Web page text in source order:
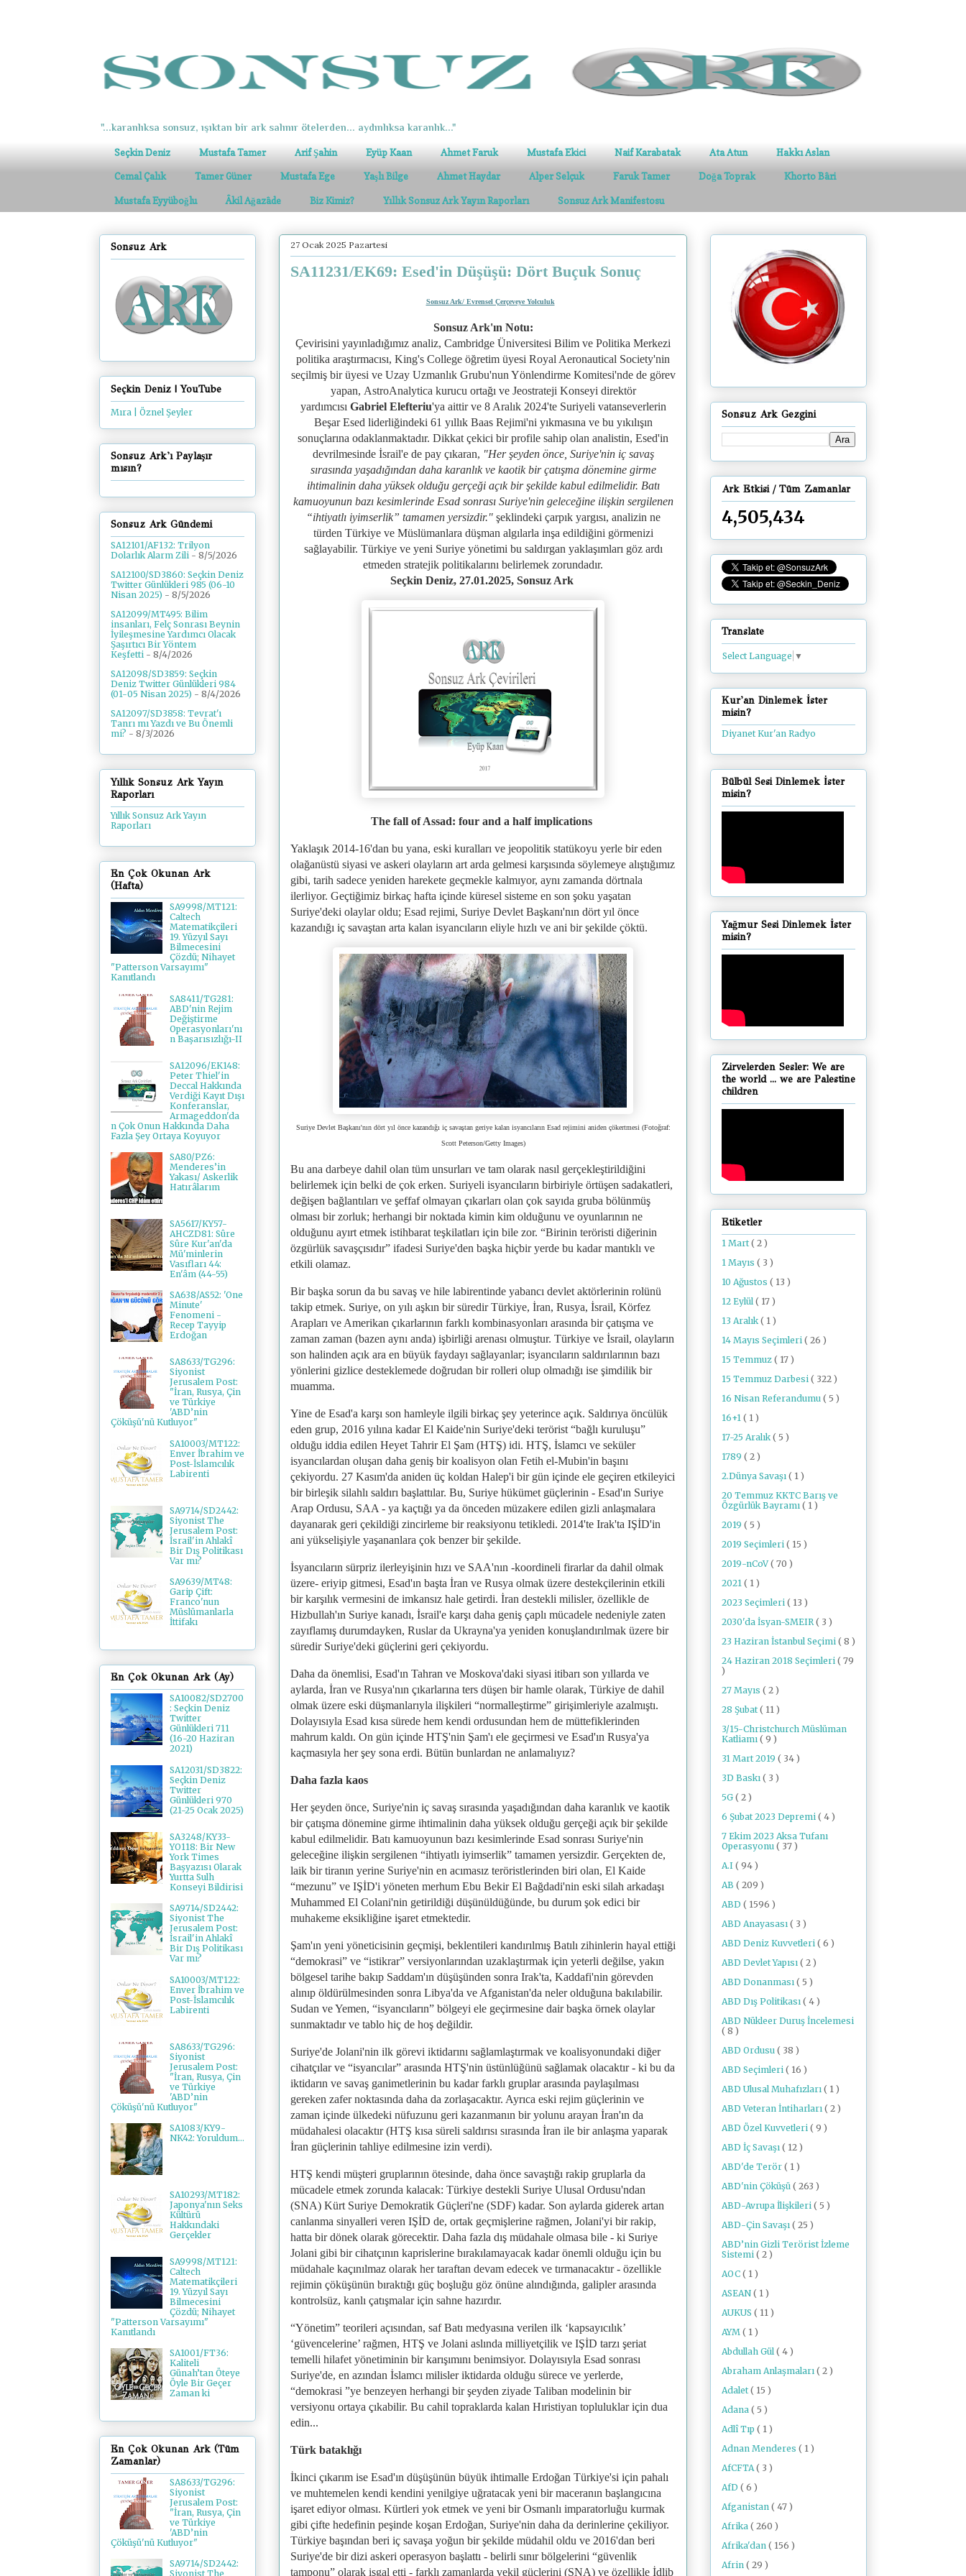
"...karanlıksa sonsuz, ışıktan bir ark salınır ötelerden... aydınlıksa karanlık..."
Seçkin Deniz Mustafa Tamer Arif Şahin Eyüp Kaan Ahmet Faruk Mustafa Ekici Naif Karabatak Ata Atun Hakkı Aslan
Cemal Çalık Tamer Güner Mustafa Ege Yaşlı Bilge Ahmet Haydar Alper Selçuk Faruk Tamer Doğa Toprak Khorto Bâri
Mustafa Eyyüboğlu Âkil Ağazâde Biz Kimiz? Yıllık Sonsuz Ark Yayın Raporları Sonsuz Ark Manifestosu
27 Ocak 2025 Pazartesi
SA11231/EK69: Esed'in Düşüşü: Dört Buçuk Sonuç
Sonsuz Ark/ Evrensel Çerçeveye Yolculuk
Sonsuz Ark'ın Notu:
Çevirisini yayınladığımız analiz, Cambridge Üniversitesi Bilim ve Politika Merkezi
politika araştırmacısı, King's College öğretim üyesi Royal Aeronautical Society'nin
seçilmiş bir üyesi ve Uzay Uzmanlık Grubu'nun Yönlendirme Komitesi'nde de görev
yapan, AstroAnalytica kurucu ortağı ve Jeostrateji Konseyi direktör
yardımcısı Gabriel Elefteriu'ya aittir ve 8 Aralık 2024'te Suriyeli vatanseverlerin
Beşar Esed liderliğindeki 61 yıllık Baas Rejimi'ni yıkmasına ve bu yıkılışın
sonuçlarına odaklanmaktadır. Dikkat çekici bir profile sahip olan analistin, Esed'in
devrilmesinde İsrail'e de pay çıkaran, "Her şeyden önce, Suriye'nin iç savaş
sırasında yaşadığından daha karanlık ve kaotik bir çatışma dönemine girme
ihtimalinin daha yüksek olduğu gerçeği açık bir şekilde kabul edilmelidir. Batı
kamuoyunun bazı kesimlerinde Esad sonrası Suriye'nin geleceğine ilişkin sergilenen
“ihtiyatlı iyimserlik” tamamen yersizdir."şeklindeki çarpık yargısı, analizin ne
türden Türkiye ve Müslümanlara düşman algılarla inşa edildiğini görmenizi
sağlayabilir. Türkiye ve yeni Suriye yönetimi bu saldırgan yaklaşımları göz ardı
etmeden stratejik politikalarını belirlemek zorundadır.
Seçkin Deniz, 27.01.2025, Sonsuz Ark
The fall of Assad: four and a half implications
Yaklaşık 2014-16'dan bu yana, eski kuralları ve jeopolitik statükoyu yerle bir eden
olağanüstü siyasi ve askeri olayların art arda gelmesi karşısında söylemeye alıştığımız
gibi, tarih sadece yeniden harekete geçmekle kalmıyor, aynı zamanda dörtnala
ilerliyor. Geçtiğimiz birkaç hafta içinde küresel sisteme en son şoku yaşatan
Suriye'deki olaylar oldu; Esad rejimi, Suriye Devlet Başkanı'nın dört yıl önce
kazandığı iç savaştan arta kalan isyancıların eliyle hızlı ve ani bir şekilde çöktü.
Suriye Devlet Başkanı'nın dört yıl önce kazandığı iç savaştan geriye kalan isyancıların Esad rejimini aniden çökertmesi (Fotoğraf:
Scott Peterson/Getty Images)
Bu ana darbeye dahil olan tüm unsurları ve tam olarak nasıl gerçekleştirildiğini
belirlemek için belki de çok erken. Suriyeli isyancıların birbiriyle örtüşen sadakatleri,
değişen bağlantıları ve şeffaf olmayan çıkarları olan çok sayıda gruba bölünmüş
olması bir zorluk; herhangi bir noktada kimin kim olduğunu ve oyunlarının ne
olduğunu ayırt etmek istihbarat teşkilatları için bile zor. “Birinin teröristi diğerinin
özgürlük savaşçısıdır” ifadesi Suriye'den başka hiçbir yerde bu kadar mantıklı ve
etkili olamaz.
Bir başka sorun da bu savaş ve hile labirentinde yabancı devlet aktörlerinin rolünü
takip etmek. Suriye, on yılı aşkın bir süredir Türkiye, İran, Rusya, İsrail, Körfez
Arapları ve Amerikan çıkarlarının farklı kombinasyonları arasında bir çatışma ve
zaman zaman (bazen aynı anda) işbirliği arenası olmuştur. Türkiye ve İsrail, olayların
son halinden açık ara en büyük faydayı sağlayanlar; isyancıların saldırılarının bazı
yönlerini gizlice desteklemede doğrudan bir rolleri olup olmadığı ise şimdilik bir
muamma.
Yine de Esad'a karşı son hamleyle ilgili birkaç şey yeterince açık. Saldırıya öncülük
eden grup, 2016 yılına kadar El Kaide'nin Suriye'deki terörist “bağlı kuruluşu”
olduğu iddia edilen Heyet Tahrir El Şam (HTŞ) idi. HTŞ, İslamcı ve seküler
isyancılardan oluşan daha geniş bir koalisyon olan Fetih el-Mubin'in başını
çekiyordu. 27 Kasım'da aniden üç koldan Halep'i bir gün içinde ele geçiren etkileyici
bir birleşik silahlı saldırı başlattılar. Bu, Suriye hükümet güçlerinin - Esad'ın Suriye
Arap Ordusu, SAA - ya kaçtığı ya da önceden müzakere edilen gizli anlaşmalara
dayanarak geri çekildiği zincirleme bir reaksiyonu tetikledi. 2014'te Irak'ta IŞİD'in
ani yükselişiyle yaşananlara çok benzer bir şekilde.
İsyancıların sürpriz ilerleyişinin hızı ve SAA'nın -koordineli firarlar da dahil olmak
üzere- eriyip gitmesi, Esad'ın başta İran ve Rusya olmak üzere destekçilerinin etkili
bir karşılık vermesini de imkansız hale getirdi. İran destekli milisler, özellikle de
Hizbullah'ın Suriye kanadı, İsrail'e karşı daha geniş çaplı mücadele nedeniyle zaten
zayıflamış durumdayken, Ruslar da Ukrayna'ya yeniden konuşlandırılmak üzere bir
süredir Suriye'deki güçlerini geri çekiyordu.
Daha da önemlisi, Esad'ın Tahran ve Moskova'daki siyasi itibarı son yıllarda ve
aylarda, İran ve Rusya'nın çıkarlarına ters düşen bir hamle olarak, Türkiye de dahil
olmak üzere eski düşmanlarıyla ilişkileri “normalleştirme” girişimleriyle azalmıştı.
Dolayısıyla Esad kısa sürede hem kendi ordusundan hem de müttefiklerinden
mahrum kaldı. On gün içinde HTŞ'nin Şam'ı ele geçirmesi ve Esad'ın Rusya'ya
kaçmasıyla her şey sona erdi. Bütün bunlardan ne anlamalıyız?
Daha fazla kaos
Her şeyden önce, Suriye'nin iç savaş sırasında yaşadığından daha karanlık ve kaotik
bir çatışma dönemine girme ihtimalinin daha yüksek olduğu gerçeği açık bir şekilde
kabul edilmelidir. Batı kamuoyunun bazı kesimlerinde Esad sonrası Suriye'nin
geleceğine ilişkin sergilenen “ihtiyatlı iyimserlik” tamamen yersizdir. Gerçekten de,
laik bir tiranın yerine Suriye'nin en acımasız teröristlerinden biri olan, El Kaide
“mezunu” ve IŞİD'i yöneten merhum Ebu Bekir El Bağdadi'nin eski silah arkadaşı
Muhammed El Colani'nin getirildiği düşünüldüğünde, bu durum şok edici bir
muhakeme eksikliğine işaret etmektedir.
Şam'ın yeni yöneticisinin geçmişi, beklentileri kandırılmış Batılı zihinlerin hayal ettiği
“demokrasi” ve “istikrar” versiyonlarından uzaklaştırmak için yeterli değilse, yakın
bölgesel tarihe bakıp Saddam'ın düşüşünden sonra Irak'ta, Kaddafi'nin görevden
alınıp öldürülmesinden sonra Libya'da ve Afganistan'da neler olduğuna bakılabilir.
Sudan ve Yemen, “isyancıların” bölgeyi ele geçirmesine dair başka örnek olaylar
sunmaktadır ve tablo hiç de hoş değildir.
Suriye'de Jolani'nin ilk görevi iktidarını sağlamlaştırmak ve koalisyonundaki diğer
cihatçılar ve “isyancılar” arasında HTŞ'nin üstünlüğünü sağlamak olacaktır - ki bu da
iktidarın ve savaş ganimetlerinin bu kadar farklı gruplar arasında paylaşılması
gereken zafer noktasında daha da zorlaşacaktır. Ayrıca eski rejim güçlerinin ve
zaman içinde ülkedeki nüfuzunu geri kazanmanın bir yolunu arayan İran'ın da
müdahalesi olacaktır (HTŞ kısa süreli saldırısı sırasında İran ile bir anlaşma yaparak
İran güçlerinin tahliye edilmesine izin verdi).
HTŞ kendi müşteri gruplarının ötesinde, daha önce savaştığı rakip gruplarla da
mücadele etmek zorunda kalacak: Türkiye destekli Suriye Ulusal Ordusu'ndan
(SNA) Kürt Suriye Demokratik Güçleri'ne (SDF) kadar. Son aylarda giderek artan
canlanma sinyalleri veren IŞİD de, ortak geçmişlerine rağmen, Jolani'yi bir rakip,
hatta bir dönek olarak görecektir. Daha fazla dış müdahale olmasa bile - ki Suriye
Jolani gibi bir cihatçının kaprislerine bırakılamayacak kadar önemli olduğu için bu
müdahale kaçınılmaz olarak her taraftan devam edecek ve tırmanacaktır - özellikle
rejimin çöküşünün bıraktığı güç boşluğu göz önüne alındığında, galipler arasında
kontrolsüz, kanlı çatışmalar için sahne hazırdır.
“Yönetim” teorileri açısından, saf Batı medyasına verilen ilk ‘kapsayıcılık’
‘güvencelerine’ rağmen, HTŞ ve Jolani aslında milliyetçilik ve IŞİD tarzı şeriat
temelli hilafet yönetiminin bir karışımını benimsiyor. Dolayısıyla Esad sonrası
Suriye'de, en azından İslamcı milisler iktidarda olduğu sürece ve yerlerde,
“demokrasi ”ye benzeyen herhangi bir şeyden ziyade Taliban modelinin bir
versiyonu ortaya çıkabilir. Bu cahil topraklarda kalan Hıristiyan topluluklar için dua
edin...
Türk bataklığı
İkinci çıkarım ise Esad'ın düşüşünün büyük ihtimalle Erdoğan Türkiye'si için pahalı
ve muhtemelen kendi kendini yenilgiye uğratacak yeni bir maceranın başlangıcına
işaret ediyor olması. Kürtleri yok etmek ve yeni bir Osmanlı imparatorluğu kurmak
gibi çifte hedefinin peşinde koşan Erdoğan, Suriye'nin daha da derinlerine çekiliyor.
Türkiye başından beri iç savaşa yoğun bir şekilde müdahil oldu ve 2016'dan beri
Suriye'de bir dizi askeri operasyon başlattı - belirli sınır bölgelerini “güvenlik
tamponu” olarak işgal etti - farklı zamanlarda vekil güçlerini (SNA) ve özellikle İdlib
Sonsuz Ark
Seçkin Deniz | YouTube
Mıra | Öznel Şeyler
Sonsuz Ark'ı Paylaşır
mısın?
Sonsuz Ark Gündemi
SA12101/AF132: Trilyon
Dolarlık Alarm Zili - 8/5/2026
SA12100/SD3860: Seçkin Deniz
Twitter Günlükleri 985 (06-10
Nisan 2025) - 8/5/2026
SA12099/MT495: Bilim
insanları, Felç Sonrası Beynin
İyileşmesine Yardımcı Olacak
Şaşırtıcı Bir Yöntem
Keşfetti - 8/4/2026
SA12098/SD3859: Seçkin
Deniz Twitter Günlükleri 984
(01-05 Nisan 2025) - 8/4/2026
SA12097/SD3858: Tevrat'ı
Tanrı mı Yazdı ve Bu Önemli
mi? - 8/3/2026
Yıllık Sonsuz Ark Yayın
Raporları
Yıllık Sonsuz Ark Yayın
Raporları
En Çok Okunan Ark
(Hafta)
SA9998/MT121:
Caltech
Matematikçileri
19. Yüzyıl Sayı
Bilmecesini
Çözdü; Nihayet
"Patterson Varsayımı"
Kanıtlandı
SA8411/TG281:
ABD'nin Rejim
Değiştirme
Operasyonları'nı
n Başarısızlığı-II
SA12096/EK148:
Peter Thiel'in
Deccal Hakkında
Verdiği Kayıt Dışı
Konferanslar,
Armageddon'da
n Çok Onun Hakkında Daha
Fazla Şey Ortaya Koyuyor
SA80/PZ6:
Menderes’in
Yakası/ Askerlik
Hatırâlarım
SA5617/KY57-
AHCZD81: Sûre
Sûre Kur'an'da
Mü'minlerin
Vasıfları 44:
En'âm (44-55)
SA638/AS52: 'One
Minute'
Fenomeni -
Recep Tayyip
Erdoğan
SA8633/TG296:
Siyonist
Jerusalem Post:
"İran, Rusya, Çin
ve Türkiye
'ABD’nin
Çöküşü'nü Kutluyor"
SA10003/MT122:
Enver İbrahim ve
Post-İslamcılık
Labirenti
SA9714/SD2442:
Siyonist The
Jerusalem Post:
İsrail'in Ahlakî
Bir Dış Politikası
Var mı?
SA9639/MT48:
Garip Çift:
Franco'nun
Müslümanlarla
İttifakı
En Çok Okunan Ark (Ay)
SA10082/SD2700
: Seçkin Deniz
Twitter
Günlükleri 711
(16-20 Haziran
2021)
SA12031/SD3822:
Seçkin Deniz
Twitter
Günlükleri 970
(21-25 Ocak 2025)
SA3248/KY33-
YO118: Bir New
York Times
Başyazısı Olarak
Yurtta Sulh
Konseyi Bildirisi
SA9714/SD2442:
Siyonist The
Jerusalem Post:
İsrail'in Ahlakî
Bir Dış Politikası
Var mı?
SA10003/MT122:
Enver İbrahim ve
Post-İslamcılık
Labirenti
SA8633/TG296:
Siyonist
Jerusalem Post:
"İran, Rusya, Çin
ve Türkiye
'ABD’nin
Çöküşü'nü Kutluyor"
SA1083/KY9-
NK42: Yoruldum...
SA10293/MT182:
Japonya'nın Seks
Kültürü
Hakkındaki
Gerçekler
SA9998/MT121:
Caltech
Matematikçileri
19. Yüzyıl Sayı
Bilmecesini
Çözdü; Nihayet
"Patterson Varsayımı"
Kanıtlandı
SA1001/FT36:
Kaliteli
Günah’tan Öteye
Öyle Bir Geçer
Zaman ki
En Çok Okunan Ark (Tüm
Zamanlar)
SA8633/TG296:
Siyonist
Jerusalem Post:
"İran, Rusya, Çin
ve Türkiye
'ABD’nin
Çöküşü'nü Kutluyor"
SA9714/SD2442:
Siyonist The
Sonsuz Ark Gezgini
Ark Etkisi / Tüm Zamanlar
4,505,434
Translate
Select Language ▼
Kur'an Dinlemek İster
misin?
Diyanet Kur'an Radyo
Bülbül Sesi Dinlemek İster
misin?
Yağmur Sesi Dinlemek İster
misin?
Zirvelerden Sesler: We are
the world ... we are Palestine
children
Etiketler
1 Mart ( 2 )
1 Mayıs ( 3 )
10 Ağustos ( 13 )
12 Eylül ( 17 )
13 Aralık ( 1 )
14 Mayıs Seçimleri ( 26 )
15 Temmuz ( 17 )
15 Temmuz Darbesi ( 322 )
16 Nisan Referandumu ( 5 )
16+1 ( 1 )
17-25 Aralık ( 5 )
1789 ( 2 )
2.Dünya Savaşı ( 1 )
20 Temmuz KKTC Barış ve
Özgürlük Bayramı ( 1 )
2019 ( 5 )
2019 Seçimleri ( 15 )
2019-nCoV( 70 )
2021 ( 1 )
2023 Seçimleri ( 13 )
2030'da İsyan-SMEIR ( 3 )
23 Haziran İstanbul Seçimi ( 8 )
24 Haziran 2018 Seçimleri ( 79
)
27 Mayıs ( 2 )
28 Şubat ( 11 )
3/15-Christchurch Müslüman
Katliamı ( 9 )
31 Mart 2019 ( 34 )
3D Baskı ( 3 )
5G ( 2 )
6 Şubat 2023 Depremi ( 4 )
7 Ekim 2023 Aksa Tufanı
Operasyonu ( 37 )
A.I ( 94 )
AB ( 209 )
ABD ( 1596 )
ABD Anayasası ( 3 )
ABD Deniz Kuvvetleri ( 6 )
ABD Devlet Yapısı ( 2 )
ABD Donanması ( 5 )
ABD Dış Politikası ( 4 )
ABD Nükleer Duruş İncelemesi
( 8 )
ABD Ordusu ( 38 )
ABD Seçimleri ( 16 )
ABD Ulusal Muhafızları ( 1 )
ABD Veteran İntiharları ( 2 )
ABD Özel Kuvvetleri ( 9 )
ABD İç Savaşı ( 12 )
ABD'de Terör ( 1 )
ABD'nin Çöküşü ( 263 )
ABD-Avrupa İlişkileri ( 5 )
ABD-Çin Savaşı ( 25 )
ABD’nin Gizli Terörist İzleme
Sistemi ( 2 )
AOC ( 1 )
ASEAN ( 1 )
AUKUS ( 11 )
AYM ( 1 )
Abdullah Gül ( 4 )
Abraham Anlaşmaları ( 2 )
Adalet ( 15 )
Adana ( 5 )
Adlî Tıp ( 1 )
Adnan Menderes ( 1 )
AfCFTA ( 3 )
AfD ( 6 )
Afganistan ( 47 )
Afrika ( 260 )
Afrika'dan ( 156 )
Afrin ( 29 )